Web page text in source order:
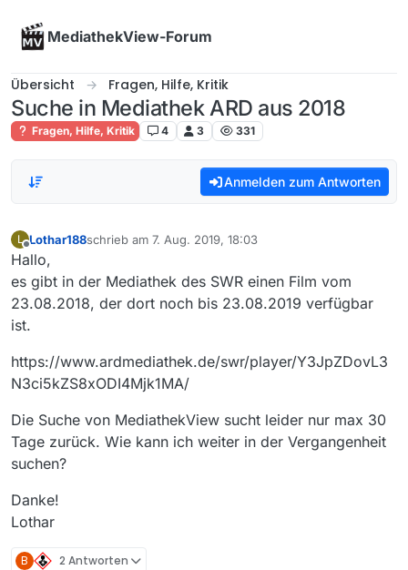
MediathekView-Forum
Übersicht Fragen, Hilfe, Kritik
Suche in Mediathek ARD aus 2018
Fragen, Hilfe, Kritik 4 3 331
Anmelden zum Antworten
L
Offline
Lothar188schrieb am 7. Aug. 2019, 18:03
zuletzt editiert von
Hallo,
es gibt in der Mediathek des SWR einen Film vom
23.08.2018, der dort noch bis 23.08.2019 verfügbar
ist.
https://www.ardmediathek.de/swr/player/Y3JpZDovL3
N3ci5kZS8xODI4Mjk1MA/
Die Suche von MediathekView sucht leider nur max 30
Tage zurück. Wie kann ich weiter in der Vergangenheit
suchen?
Danke!
Lothar
B 2 Antworten